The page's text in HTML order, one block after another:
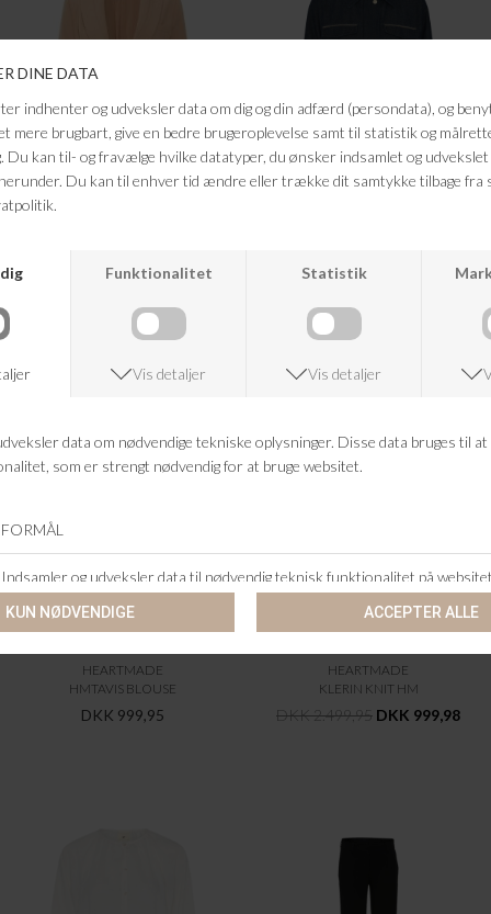
DKK 1.999,95 DKK 799,98 DKK 1.999,95 DKK 799,98
HEARTMADE
HMTAVIS BLOUSE
DKK 999,95
-60%
HEARTMADE
KLERIN KNIT HM
DKK 2.499,95 DKK 999,98